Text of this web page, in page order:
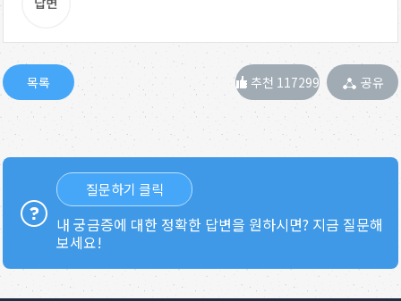
추천 117299 공유
질문하기 클릭
내 궁금증에 대한 정확한 답변을 원하시면? 지금 질문해
보세요!